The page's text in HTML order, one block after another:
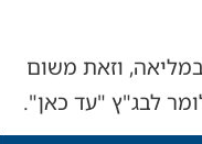
וזאת משום
לבג"ץ "עד כאן".